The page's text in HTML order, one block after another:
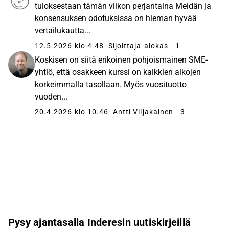
tuloksestaan tämän viikon perjantaina Meidän ja
konsensuksen odotuksissa on hieman hyvää
vertailukautta...
12.5.2026 klo 4.48- Sijoittaja-alokas 1
Koskisen on siitä erikoinen pohjoismainen SME-
yhtiö, että osakkeen kurssi on kaikkien aikojen
korkeimmalla tasollaan. Myös vuosituotto
vuoden...
20.4.2026 klo 10.46- Antti Viljakainen 3
Pysy ajantasalla Inderesin uutiskirjeillä